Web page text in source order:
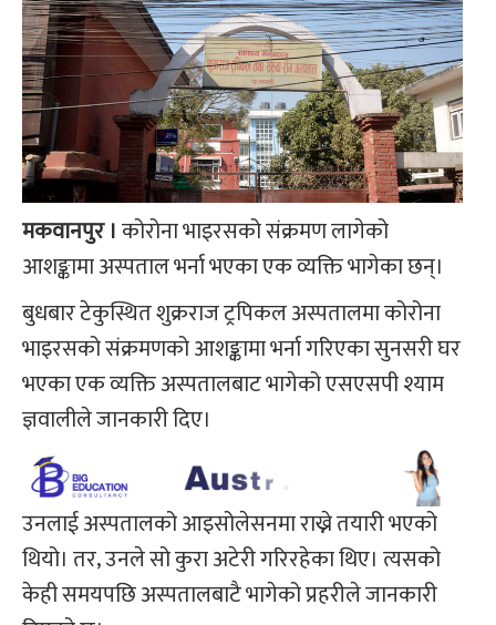
मकवानपुर ।कोरोना भाइरसको संक्रमण लागेको
आशङ्कामा अस्पताल भर्ना भएका एक व्यक्ति भागेका छन्।
बुधबार टेकुस्थित शुक्रराज ट्रपिकल अस्पतालमा कोरोना
भाइरसको संक्रमणको आशङ्कामा भर्ना गरिएका सुनसरी घर
भएका एक व्यक्ति अस्पतालबाट भागेको एसएसपी श्याम
ज्ञवालीले जानकारी दिए।
उनलाई अस्पतालको आइसोलेसनमा राख्ने तयारी भएको
थियो। तर‚ उनले सो कुरा अटेरी गरिरहेका थिए। त्यसको
केही समयपछि अस्पतालबाटै भागेको प्रहरीले जानकारी